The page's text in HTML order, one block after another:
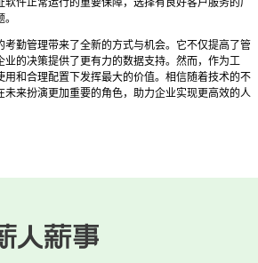
件正常运行的重要保障，选择有良好客户服务的厂
考勤管理带来了全新的方式与机会。它不仅提高了管
业的决策提供了更有力的数据支持。然而，作为工
用和合理配置下发挥最大的价值。相信随着技术的不
未来扮演更加重要的角色，助力企业实现更高效的人